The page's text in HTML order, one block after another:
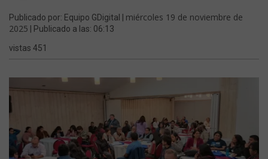
Publicado por: Equipo GDigital | miércoles 19 de noviembre de
2025 | Publicado a las: 06:13
vistas 451